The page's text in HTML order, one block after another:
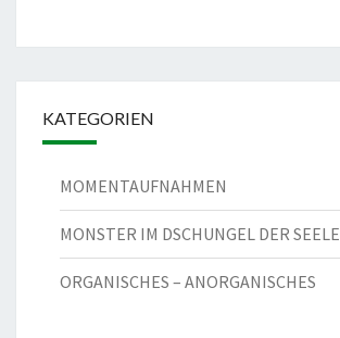
KATEGORIEN
MOMENTAUFNAHMEN
MONSTER IM DSCHUNGEL DER SEELE
ORGANISCHES – ANORGANISCHES